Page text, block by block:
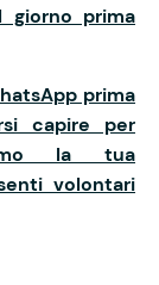
giorno prima
prima
capire per
la tua
volontari